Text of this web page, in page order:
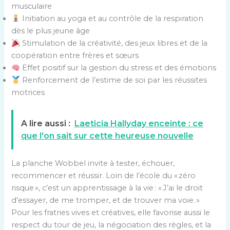
musculaire
Initiation au yoga et au contrôle de la respiration
dès le plus jeune âge
Stimulation de la créativité, des jeux libres et de la
coopération entre frères et sœurs
Effet positif sur la gestion du stress et des émotions
Renforcement de l’estime de soi par les réussites
motrices
A lire aussi : Laeticia Hallyday enceinte : ce
que l'on sait sur cette heureuse nouvelle
La planche Wobbel invite à tester, échouer,
recommencer et réussir. Loin de l’école du « zéro
risque », c’est un apprentissage à la vie : « J’ai le droit
d’essayer, de me tromper, et de trouver ma voie. »
Pour les fratries vives et créatives, elle favorise aussi le
respect du tour de jeu, la négociation des règles, et la